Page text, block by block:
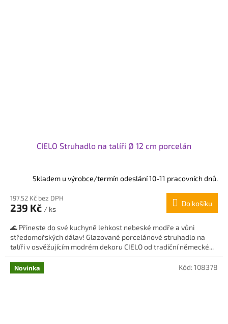
CIELO Struhadlo na talíři Ø 12 cm porcelán
Skladem u výrobce/termín odeslání 10-11 pracovních dnů.
197,52 Kč bez DPH
239 Kč / ks
Do košíku
🌊 Přineste do své kuchyně lehkost nebeské modře a vůni
středomořských dálav! Glazované porcelánové struhadlo na
talíři v osvěžujícím modrém dekoru CIELO od tradiční německé...
Novinka Kód:108378